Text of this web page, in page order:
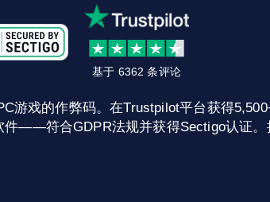
基于 6362 条评论
游戏的作弊码。在Trustpilot平台获得
件——符合GDPR法规并获得Sectigo认证。